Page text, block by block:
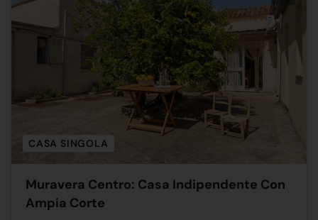
CASA SINGOLA
Muravera Centro: Casa Indipendente Con
Ampia Corte